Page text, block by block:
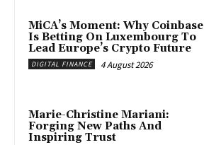
MiCA’s Moment: Why Coinbase
Is Betting On Luxembourg To
Lead Europe’s Crypto Future
DIGITAL FINANCE 4 August 2026
Marie-Christine Mariani:
Forging New Paths And
Inspiring Trust